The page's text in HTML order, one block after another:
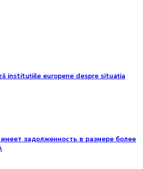
instituțiile europene despre situația
задолженность в размере более